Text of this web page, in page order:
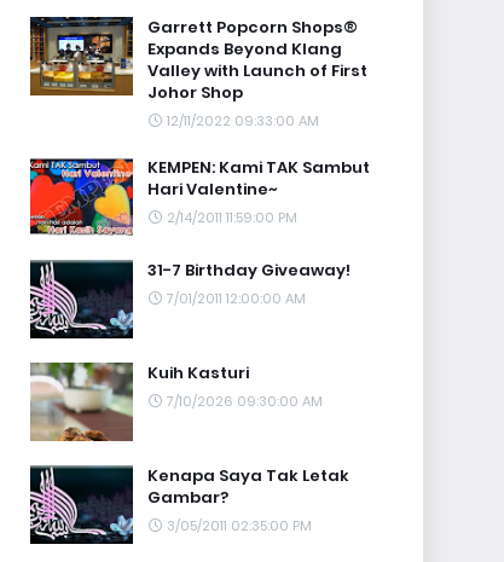
Garrett Popcorn Shops®
Expands Beyond Klang
Valley with Launch of First
Johor Shop
12/11/2022 09:33:00 AM
KEMPEN: Kami TAK Sambut
Hari Valentine~
2/14/2011 11:59:00 PM
31-7 Birthday Giveaway!
7/01/2011 12:00:00 AM
Kuih Kasturi
7/10/2026 09:30:00 AM
Kenapa Saya Tak Letak
Gambar?
3/05/2011 02:35:00 PM